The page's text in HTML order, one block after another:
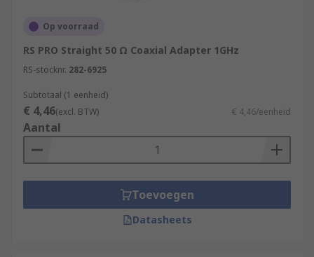
Op voorraad
RS PRO Straight 50 Ω Coaxial Adapter 1GHz
RS-stocknr. 282-6925
Subtotaal (1 eenheid)
€ 4,46(excl. BTW) € 4,46/eenheid
Aantal
Toevoegen
Datasheets